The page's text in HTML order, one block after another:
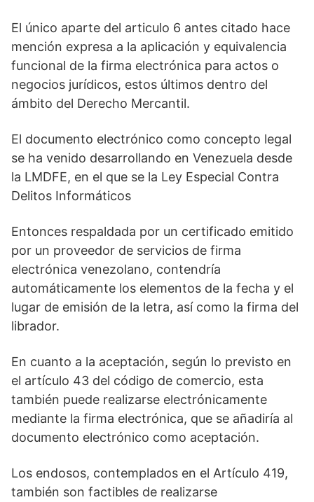
El único aparte del articulo 6 antes citado hace
mención expresa a la aplicación y equivalencia
funcional de la firma electrónica para actos o
negocios jurídicos, estos últimos dentro del
ámbito del Derecho Mercantil.
El documento electrónico como concepto legal
se ha venido desarrollando en Venezuela desde
la LMDFE, en el que se la Ley Especial Contra
Delitos Informáticos
Entonces respaldada por un certificado emitido
por un proveedor de servicios de firma
electrónica venezolano, contendría
automáticamente los elementos de la fecha y el
lugar de emisión de la letra, así como la firma del
librador.
En cuanto a la aceptación, según lo previsto en
el artículo 43 del código de comercio, esta
también puede realizarse electrónicamente
mediante la firma electrónica, que se añadiría al
documento electrónico como aceptación.
Los endosos, contemplados en el Artículo 419,
también son factibles de realizarse